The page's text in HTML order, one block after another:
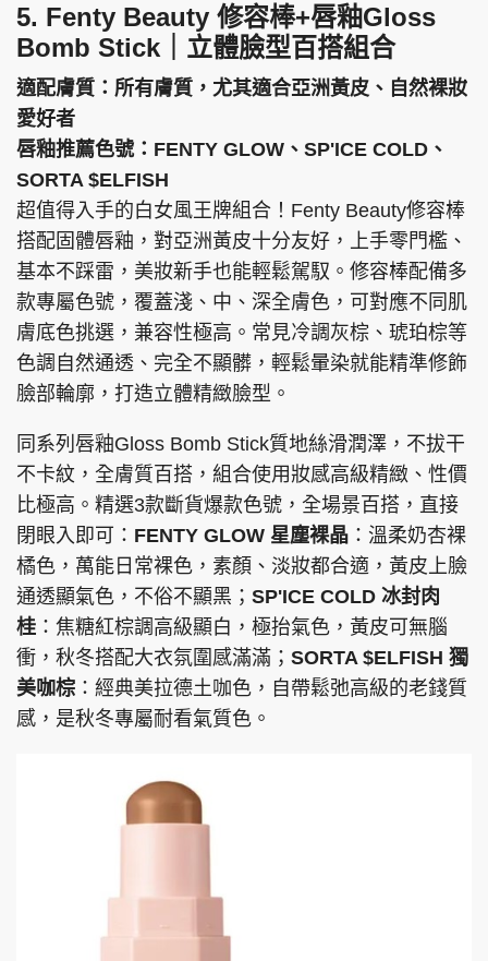
5. Fenty Beauty 修容棒+唇釉Gloss
Bomb Stick｜立體臉型百搭組合
適配膚質：所有膚質，尤其適合亞洲黃皮、自然裸妝
愛好者
唇釉推薦色號：FENTY GLOW、SP'ICE COLD、
SORTA $ELFISH
超值得入手的白女風王牌組合！Fenty Beauty修容棒
搭配固體唇釉，對亞洲黃皮十分友好，上手零門檻、
基本不踩雷，美妝新手也能輕鬆駕馭。修容棒配備多
款專屬色號，覆蓋淺、中、深全膚色，可對應不同肌
膚底色挑選，兼容性極高。常見冷調灰棕、琥珀棕等
色調自然通透、完全不顯髒，輕鬆暈染就能精準修飾
臉部輪廓，打造立體精緻臉型。
同系列唇釉Gloss Bomb Stick質地絲滑潤澤，不拔干
不卡紋，全膚質百搭，組合使用妝感高級精緻、性價
比極高。精選3款斷貨爆款色號，全場景百搭，直接
閉眼入即可： FENTY GLOW 星塵裸晶 ：溫柔奶杏裸
橘色，萬能日常裸色，素顏、淡妝都合適，黃皮上臉
通透顯氣色，不俗不顯黑； SP'ICE COLD 冰封肉
桂 ：焦糖紅棕調高級顯白，極抬氣色，黃皮可無腦
衝，秋冬搭配大衣氛圍感滿滿； SORTA $ELFISH 獨
美咖棕 ：經典美拉德土咖色，自帶鬆弛高級的老錢質
感，是秋冬專屬耐看氣質色。